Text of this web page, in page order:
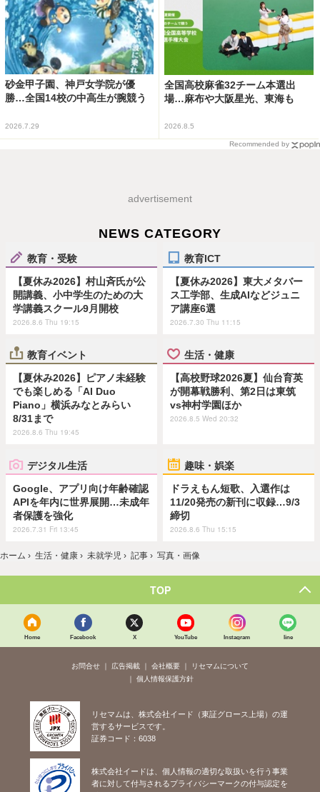
砂金甲子園、神戸女学院が優
勝…全国14校の中高生が腕競う
2026.7.29
全国高校麻雀32チーム本選出
場…麻布や大阪星光、東海も
2026.8.5
Recommended by
advertisement
NEWS CATEGORY
教育・受験
【夏休み2026】村山斉氏が公
開講義、小中学生のための大
学講義スクール9月開校
2026.8.6 Thu 19:15
教育ICT
【夏休み2026】東大メタバー
ス工学部、生成AIなどジュニ
ア講座6選
2026.7.30 Thu 11:15
教育イベント
【夏休み2026】ピアノ未経験
でも楽しめる「AI Duo
Piano」横浜みなとみらい
8/31まで
2026.8.6 Thu 19:45
生活・健康
【高校野球2026夏】仙台育英
が開幕戦勝利、第2日は東筑
vs神村学園ほか
2026.8.5 Wed 20:32
デジタル生活
Google、アプリ向け年齢確認
APIを年内に世界展開…未成年
者保護を強化
2026.7.31 Fri 13:45
趣味・娯楽
ドラえもん短歌、入選作は
11/20発売の新刊に収録…9/3
締切
2026.8.6 Thu 15:15
ホーム › 生活・健康 › 未就学児 › 記事 › 写真・画像
TOP
Home Facebook X YouTube Instagram line
お問合せ 広告掲載 会社概要
リセマムについて
個人情報保護方針
リセマムは、株式会社イード（東証グロース上場）の運
営するサービスです。
証券コード：6038
株式会社イードは、個人情報の適切な取扱いを行う事業
者に対して付与されるプライバシーマークの付与認定を